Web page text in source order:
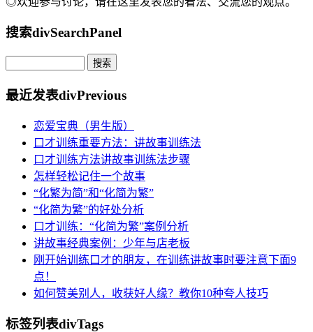
搜索divSearchPanel
最近发表divPrevious
恋爱宝典（男生版）
口才训练重要方法：讲故事训练法
口才训练方法讲故事训练法步骤
怎样轻松记住一个故事
“化繁为简”和“化简为繁”
“化简为繁”的好处分析
口才训练：“化简为繁”案例分析
讲故事经典案例：少年与店老板
刚开始训练口才的朋友，在训练讲故事时要注意下面9
点！
如何赞美别人，收获好人缘？教你10种夸人技巧
标签列表divTags